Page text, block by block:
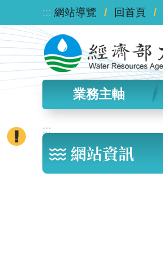
跳到主要內容區塊
::: 網站導覽 回首頁
業務主軸
:::
網站資訊